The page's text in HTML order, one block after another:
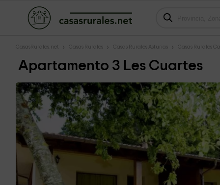
CasasRurales.net Casas Rurales Casas Rurales Asturias Casas Rurales
Apartamento 3 Les Cuartes